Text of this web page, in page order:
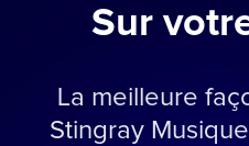
Sur
La meilleure
Stingray